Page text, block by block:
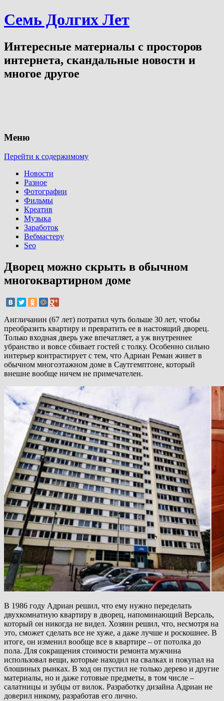
Семь Долгих Лет
Интересные материалы с просторов
интернета, скандальные новости и
многое другое
Меню
Перейти к содержимому
Новости
Разное
Фотографии
Фильмы
Креатив
Музыка
Заработок
Вебмастеру
Seo
Дворец можно скрыть в обычном
многоквартирном доме
Англичанин (67 лет) потратил чуть больше 30 лет, чтобы
преобразить квартиру и превратить ее в настоящий дворец.
Только входная дверь уже впечатляет, а уж внутреннее
убранство и вовсе сбивает гостей с толку. Особенно сильно
интерьер контрастирует с тем, что Адриан Реман живет в
обычном многоэтажном доме в Саутгемптоне, который
внешне вообще ничем не примечателен.
В 1986 году Адриан решил, что ему нужно переделать
двухкомнатную квартиру в дворец, напоминающий Версаль,
который он никогда не видел. Хозяин решил, что, несмотря на
это, сможет сделать все не хуже, а даже лучше и роскошнее. В
итоге, он изменил вообще все в квартире – от потолка до
пола. Для сокращения стоимости ремонта мужчина
использовал вещи, которые находил на свалках и покупал на
блошиных рынках. В ход он пустил не только дерево и другие
материалы, но и даже готовые предметы, в том числе –
салатницы и зубцы от вилок. Разработку дизайна Адриан не
доверил никому, разработав его лично.